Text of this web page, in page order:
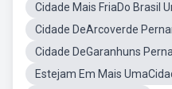
Cidade Mais FriaDo Brasil
Cidade DeArcoverde
Cidade DeGaranhuns
Estejam Em Mais